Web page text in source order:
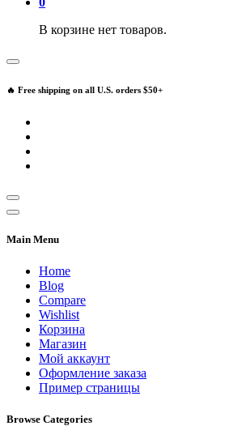
В корзине нет товаров.
🔥 Free shipping on all U.S. orders $50+
Main Menu
Home
Blog
Compare
Wishlist
Корзина
Магазин
Мой аккаунт
Оформление заказа
Пример страницы
Browse Categories